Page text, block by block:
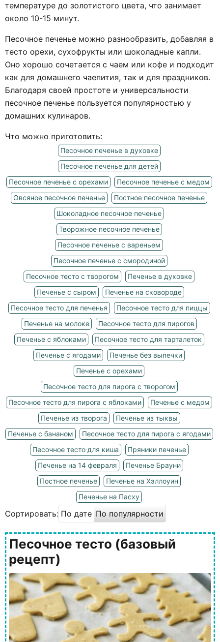
температуре до золотистого цвета, что занимает
около 10-15 минут.
Песочное печенье можно разнообразить, добавляя в
тесто орехи, сухофрукты или шоколадные капли.
Оно хорошо сочетается с чаем или кофе и подходит
как для домашнего чаепития, так и для праздников.
Благодаря своей простоте и универсальности
песочное печенье пользуется популярностью у
домашних кулинаров.
Что можно приготовить:
Песочное печенье в духовке
Песочное печенье для детей
Песочное печенье с орехами
Песочное печенье с медом
Овсяное песочное печенье
Постное песочное печенье
Шоколадное песочное печенье
Творожное песочное печенье
Песочное печенье с вареньем
Песочное печенье с смородиной
Песочное тесто с творогом
Печенье в духовке
Печенье с сыром
Печенье на сковороде
Песочное тесто для печенья
Песочное тесто для пиццы
Печенье на молоке
Песочное тесто для пирогов
Печенье с яблоками
Песочное тесто для тарталеток
Печенье с ягодами
Печенье без выпечки
Печенье с орехами
Песочное тесто для пирога с творогом
Песочное тесто для пирога с яблоками
Печенье с медом
Печенье из творога
Печенье из тыквы
Печенье с бананом
Песочное тесто для пирога с ягодами
Песочное тесто для киша
Пряники печенье
Печенье на 14 февраля
Печенье Брауни
Постное печенье
Печенье на Хэллоуин
Печенье на Пасху
Сортировать: По дате По популярности
Песочное тесто (базовый
рецепт)